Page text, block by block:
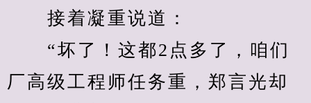
接着凝重说道：
“坏了！这都2点多了，咱们
厂高级工程师任务重，郑言光却